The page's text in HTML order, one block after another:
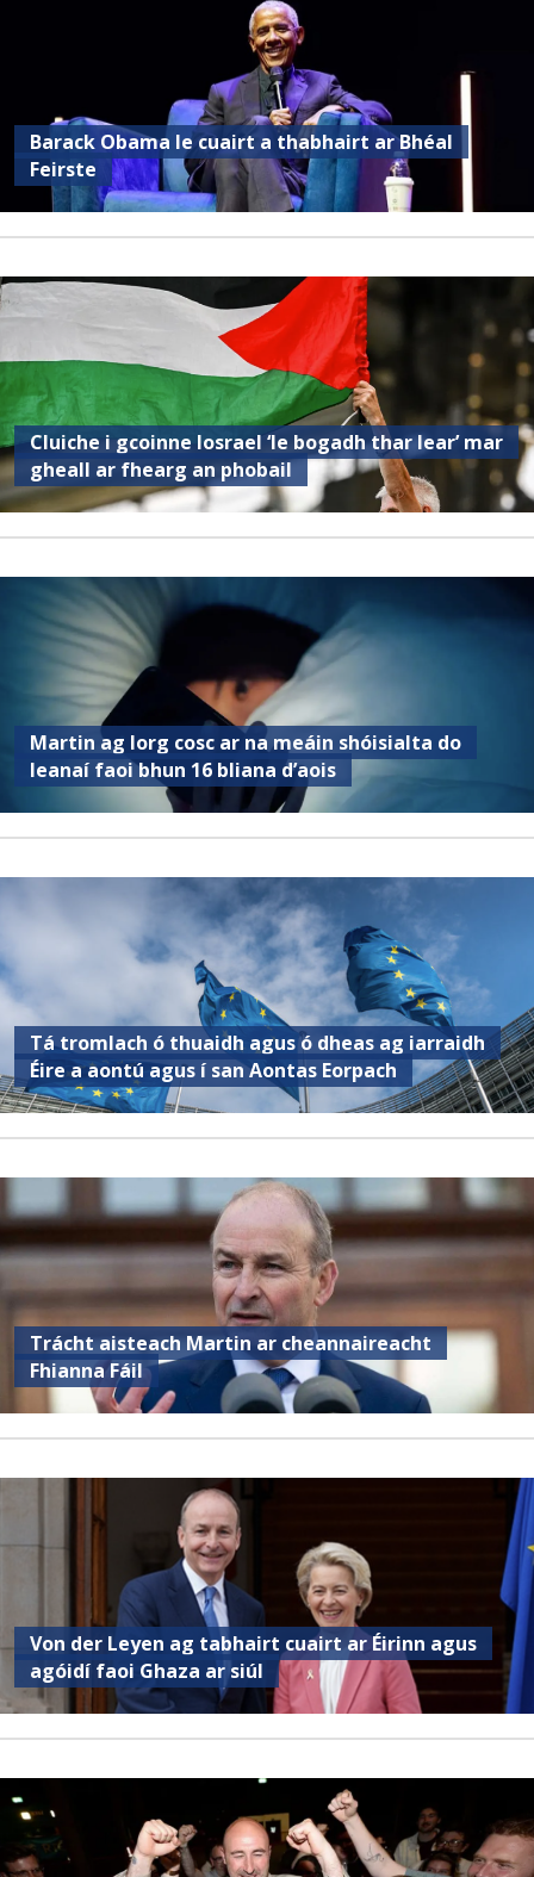
Barack Obama le cuairt a thabhairt ar Bhéal
Feirste
Cluiche i gcoinne Iosrael ‘le bogadh thar lear’ mar
gheall ar fhearg an phobail
Martin ag lorg cosc ar na meáin shóisialta do
leanaí faoi bhun 16 bliana d’aois
Tá tromlach ó thuaidh agus ó dheas ag iarraidh
Éire a aontú agus í san Aontas Eorpach
Trácht aisteach Martin ar cheannaireacht
Fhianna Fáil
Von der Leyen ag tabhairt cuairt ar Éirinn agus
agóidí faoi Ghaza ar siúl